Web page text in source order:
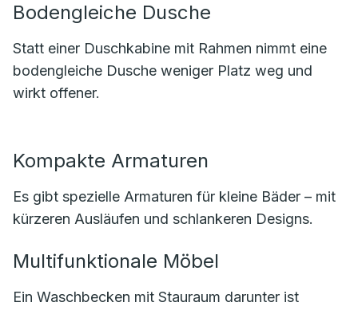
Bodengleiche Dusche
Statt einer Duschkabine mit Rahmen nimmt eine
bodengleiche Dusche weniger Platz weg und
wirkt offener.
Kompakte Armaturen
Es gibt spezielle Armaturen für kleine Bäder – mit
kürzeren Ausläufen und schlankeren Designs.
Multifunktionale Möbel
Ein Waschbecken mit Stauraum darunter ist